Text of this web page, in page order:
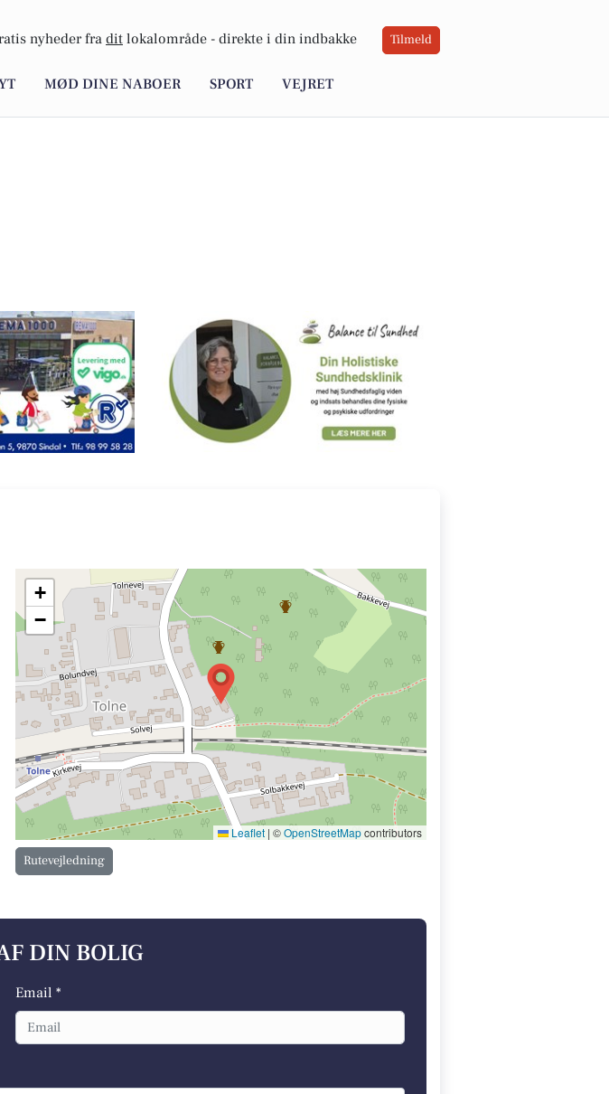
nyheder fra dit lokalområde - direkte i din indbakke Tilmeld
MØD DINE NABOER SPORT VEJRET
+
−
Leaflet | ©OpenStreetMapcontributors
Rutevejledning
DIN BOLIG
Email *